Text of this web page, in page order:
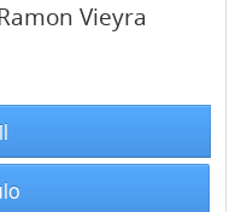
Vieyra